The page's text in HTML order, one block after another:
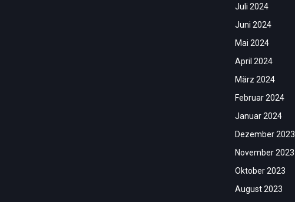
Juli 2024
Juni 2024
Mai 2024
April 2024
März 2024
Februar 2024
Januar 2024
Dezember 2023
November 2023
Oktober 2023
August 2023